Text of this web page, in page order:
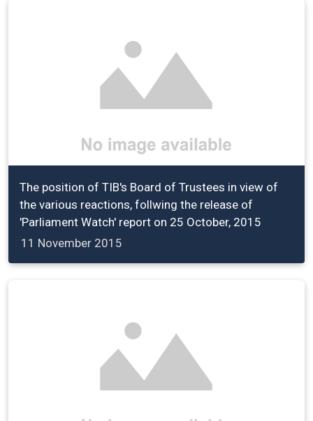
The position of TIB's Board of Trustees in view of
the various reactions, follwing the release of
'Parliament Watch' report on 25 October, 2015
11 November 2015